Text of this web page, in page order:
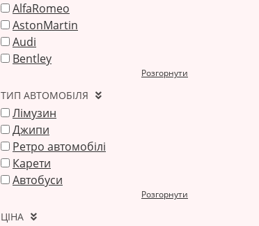
AlfaRomeo
AstonMartin
Audi
Bentley
Розгорнути
ТИП АВТОМОБІЛЯ
Лімузин
Джипи
Ретро автомобілі
Карети
Автобуси
Розгорнути
ЦІНА